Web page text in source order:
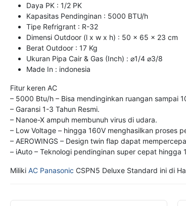
Daya PK : 1/2 PK
Kapasitas Pendinginan : 5000 BTU/h
Tipe Refrigrant : R-32
Dimensi Outdoor (l x w x h) : 50 x 65 x 23 cm
Berat Outdoor : 17 Kg
Ukuran Pipa Cair & Gas (Inch) : ⌀1/4 ⌀3/8
Made In : indonesia
Fitur keren AC
– 5000 Btu/h – Bisa mendinginkan ruangan sampai
– Garansi 1-3 Tahun Resmi.
– Nanoe-X ampuh membunuh virus di udara.
– Low Voltage – hingga 160V menghasilkan proses
– AEROWINGS – Design twin flap dapat
– iAuto – Teknologi pendinginan super cepat hingga
Miliki AC Panasonic CSPN5 Deluxe Standard ini di